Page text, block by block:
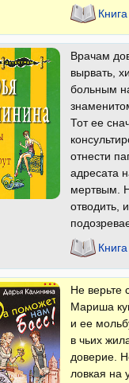
Врачам
вырвать,
больным
Тот ее
отнести
адресата
мертвым.
отводить,
He
Мариша
и ее
в чьих
доверие.
ловкая на